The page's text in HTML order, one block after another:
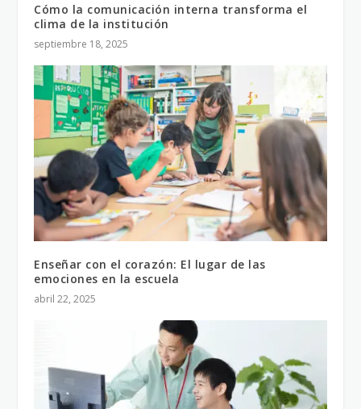
Cómo la comunicación interna transforma el
clima de la institución
septiembre 18, 2025
Enseñar con el corazón: El lugar de las
emociones en la escuela
abril 22, 2025